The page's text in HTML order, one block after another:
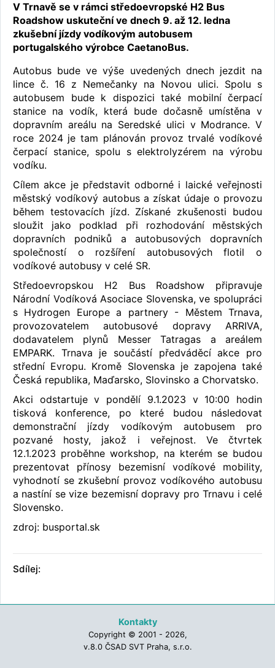
V Trnavě se v rámci středoevropské H2 Bus
Roadshow uskuteční ve dnech 9. až 12. ledna
zkušební jízdy vodíkovým autobusem
portugalského výrobce CaetanoBus.
Autobus bude ve výše uvedených dnech jezdit na
lince č. 16 z Nemečanky na Novou ulici. Spolu s
autobusem bude k dispozici také mobilní čerpací
stanice na vodík, která bude dočasně umístěna v
dopravním areálu na Seredské ulici v Modrance. V
roce 2024 je tam plánován provoz trvalé vodíkové
čerpací stanice, spolu s elektrolyzérem na výrobu
vodíku.
Cílem akce je představit odborné i laické veřejnosti
městský vodíkový autobus a získat údaje o provozu
během testovacích jízd. Získané zkušenosti budou
sloužit jako podklad při rozhodování městských
dopravních podniků a autobusových dopravních
společností o rozšíření autobusových flotil o
vodíkové autobusy v celé SR.
Středoevropskou H2 Bus Roadshow připravuje
Národní Vodíková Asociace Slovenska, ve spolupráci
s Hydrogen Europe a partnery - Městem Trnava,
provozovatelem autobusové dopravy ARRIVA,
dodavatelem plynů Messer Tatragas a areálem
EMPARK. Trnava je součástí předváděcí akce pro
střední Evropu. Kromě Slovenska je zapojena také
Česká republika, Maďarsko, Slovinsko a Chorvatsko.
Akci odstartuje v pondělí 9.1.2023 v 10:00 hodin
tisková konference, po které budou následovat
demonstrační jízdy vodíkovým autobusem pro
pozvané hosty, jakož i veřejnost. Ve čtvrtek
12.1.2023 proběhne workshop, na kterém se budou
prezentovat přínosy bezemisní vodíkové mobility,
vyhodnotí se zkušební provoz vodíkového autobusu
a nastíní se vize bezemisní dopravy pro Trnavu i celé
Slovensko.
zdroj: busportal.sk
Sdílej:
Kontakty
Copyright © 2001 - 2026,
v.8.0 ČSAD SVT Praha, s.r.o.